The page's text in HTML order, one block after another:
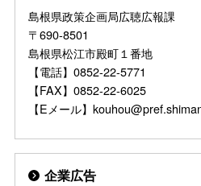
島根県政策企画局広聴広報課
〒690-8501
島根県松江市殿町１番地
【電話】0852-22-5771
【FAX】0852-22-6025
【Eメール】
企業広告